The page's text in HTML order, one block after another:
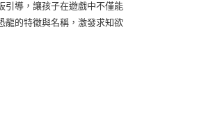
引導，讓孩子在遊戲中不僅能
龍的特徵與名稱，激發求知欲